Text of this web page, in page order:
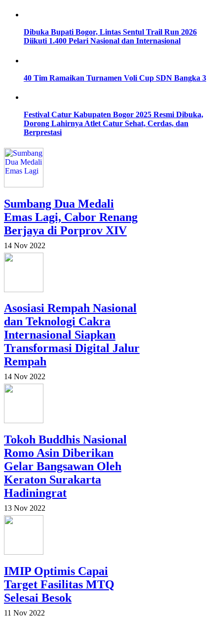
Dibuka Bupati Bogor, Lintas Sentul Trail Run 2026
Diikuti 1.400 Pelari Nasional dan Internasional
40 Tim Ramaikan Turnamen Voli Cup SDN Bangka 3
Festival Catur Kabupaten Bogor 2025 Resmi Dibuka,
Dorong Lahirnya Atlet Catur Sehat, Cerdas, dan
Berprestasi
Sumbang Dua Medali
Emas Lagi, Cabor Renang
Berjaya di Porprov XIV
14 Nov 2022
Asosiasi Rempah Nasional
dan Teknologi Cakra
Internasional Siapkan
Transformasi Digital Jalur
Rempah
14 Nov 2022
Tokoh Buddhis Nasional
Romo Asin Diberikan
Gelar Bangsawan Oleh
Keraton Surakarta
Hadiningrat
13 Nov 2022
IMIP Optimis Capai
Target Fasilitas MTQ
Selesai Besok
11 Nov 2022